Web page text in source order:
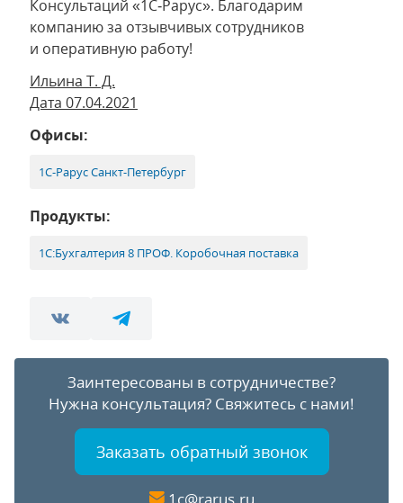
Консультаций «1С‑Рарус». Благодарим
компанию за отзывчивых сотрудников
и оперативную работу!
Ильина Т. Д.
Дата 07.04.2021
Офисы:
1С-Рарус Санкт-Петербург
Продукты:
1С:Бухгалтерия 8 ПРОФ. Коробочная поставка
Заинтересованы в сотрудничестве?
Нужна консультация? Свяжитесь с нами!
Заказать обратный звонок